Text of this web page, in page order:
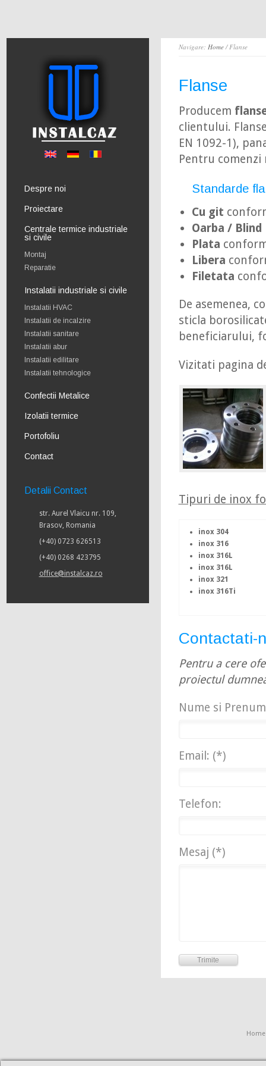
Despre noi
Proiectare
Centrale termice industriale
si civile
Montaj
Reparatie
Instalatii industriale si civile
Instalatii HVAC
Instalatii de incalzire
Instalatii sanitare
Instalatii abur
Instalatii edilitare
Instalatii tehnologice
Confectii Metalice
Izolatii termice
Portofoliu
Contact
Detalii Contact
str. Aurel Vlaicu nr. 109,
Brasov, Romania
(+40) 0723 626513
(+40) 0268 423795
office@instalcaz.ro
Navigare: Home/ Flanse
Flanse
Producem
clientului.
EN 1092-1),
Pentru
Standarde
Cu git
Oarba / Blind
Plata
Libera
Filetata
De asemenea,
sticla
beneficiarului,
Vizitati pagina
Tipuri de inox
inox 304
inox 316
inox 316L
inox 316L
inox 321
inox 316Ti
Contactati-
Pentru a cere
proiectul
Nume si
Email: (*)
Telefon:
Mesaj (*)
Home